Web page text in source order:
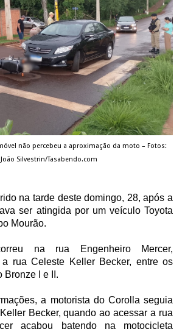
não percebeu a aproximação da moto – Fotos:
João Silvestrin/Tasabendo.com
na tarde deste domingo, 28, após a
ser atingida por um veículo Toyota
Mourão.
na rua Engenheiro Mercer,
a rua Celeste Keller Becker, entre os
Bronze I e II.
a motorista do Corolla seguia
Becker, quando ao acessar a rua
acabou batendo na motocicleta